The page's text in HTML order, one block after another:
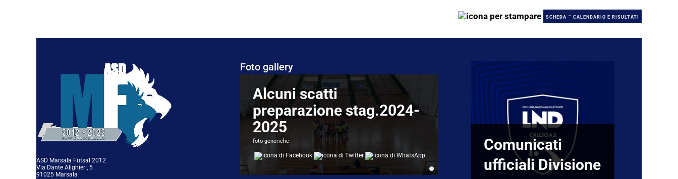
SCHEDA - CALENDARIO E RISULTATI
ASD Marsala Futsal 2012
Via Dante Alighieri, 5
91025 Marsala
Foto gallery
Alcuni scatti
preparazione stag.2024-
2025
foto generiche
Comunicati
ufficiali Divisione